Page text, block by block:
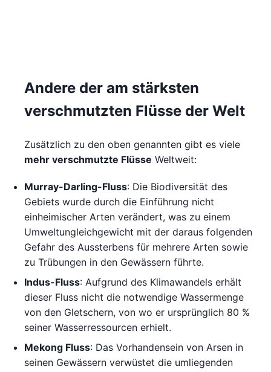
Andere der am stärksten
verschmutzten Flüsse der Welt
Zusätzlich zu den oben genannten gibt es viele
mehr verschmutzte Flüsse Weltweit:
Murray-Darling-Fluss: Die Biodiversität des
Gebiets wurde durch die Einführung nicht
einheimischer Arten verändert, was zu einem
Umweltungleichgewicht mit der daraus folgenden
Gefahr des Aussterbens für mehrere Arten sowie
zu Trübungen in den Gewässern führte.
Indus-Fluss: Aufgrund des Klimawandels erhält
dieser Fluss nicht die notwendige Wassermenge
von den Gletschern, von wo er ursprünglich 80 %
seiner Wasserressourcen erhielt.
Mekong Fluss: Das Vorhandensein von Arsen in
seinen Gewässern verwüstet die umliegenden